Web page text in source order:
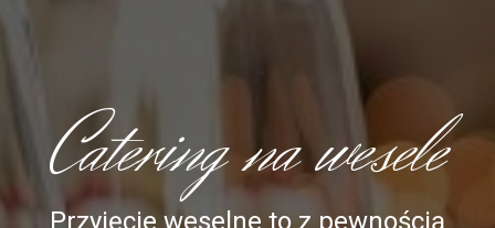
Catering na wesele
Przyjęcie weselne to z pewnością